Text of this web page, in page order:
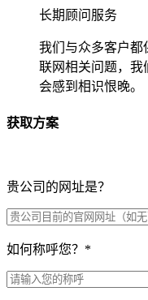
长期顾问服务
我们与众多客户都
联网相关问题，我
会感到相识恨晚。
获取方案
贵公司的网址是？
如何称呼您？ *